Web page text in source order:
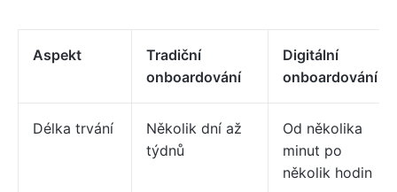
Aspekt
Tradiční
onboardování
Digitální
onboardování
Délka trvání
Několik dní až
týdnů
Od několika
minut po
několik hodin